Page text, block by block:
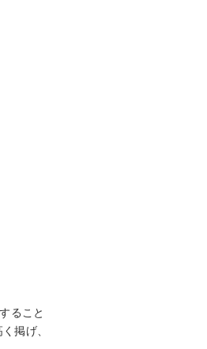
ること
掲げ、